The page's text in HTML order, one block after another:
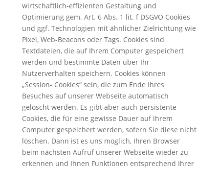
wirtschaftlich-effizienten Gestaltung und
Optimierung gem. Art. 6 Abs. 1 lit. f DSGVO Cookies
und ggf. Technologien mit ähnlicher Zielrichtung wie
Pixel, Web-Beacons oder Tags. Cookies sind
Textdateien, die auf Ihrem Computer gespeichert
werden und bestimmte Daten über Ihr
Nutzerverhalten speichern. Cookies können
„Session- Cookies“ sein, die zum Ende Ihres
Besuches auf unserer Webseite automatisch
gelöscht werden. Es gibt aber auch persistente
Cookies, die für eine gewisse Dauer auf ihrem
Computer gespeichert werden, sofern Sie diese nicht
löschen. Dann ist es uns möglich, Ihren Browser
beim nächsten Aufruf unserer Webseite wieder zu
erkennen und Ihnen Funktionen entsprechend Ihrer